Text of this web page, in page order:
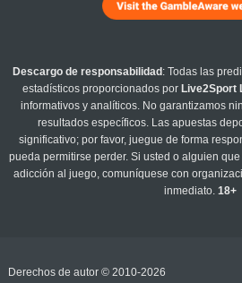
Descargo de responsabilidad : Todas las
estadísticos proporcionados por Live2Sport
informativos y analíticos. No garantizamos
resultados específicos. Las apuestas
significativo; por favor, juegue de forma
pueda permitirse perder. Si usted o alguien
adicción al juego, comuníquese con
inmediato.18+
Derechos de autor © 2010-2026